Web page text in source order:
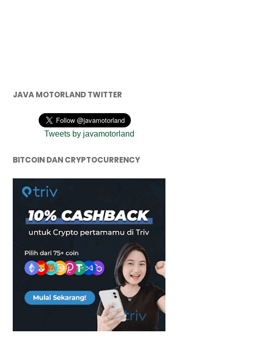
JAVA MOTORLAND TWITTER
Tweets by javamotorland
BITCOIN DAN CRYPTOCURRENCY